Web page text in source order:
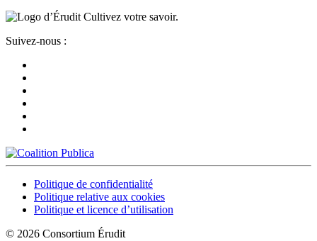
Cultivez votre savoir.
Suivez-nous :
Politique de confidentialité
Politique relative aux cookies
Politique et licence d’utilisation
© 2026 Consortium Érudit